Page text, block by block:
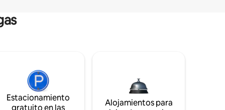
Estacionamiento
gratuito en las
Alojamientos para